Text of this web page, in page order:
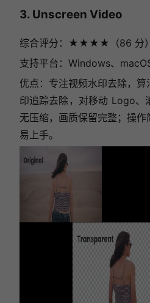
3. Unscreen Video
综合评分：★★★★（86 分）
支持平台：Windows、
优点：专注视频水印去除，
印追踪去除，对移动 Logo、
无压缩，画质保留完整；操
易上手。